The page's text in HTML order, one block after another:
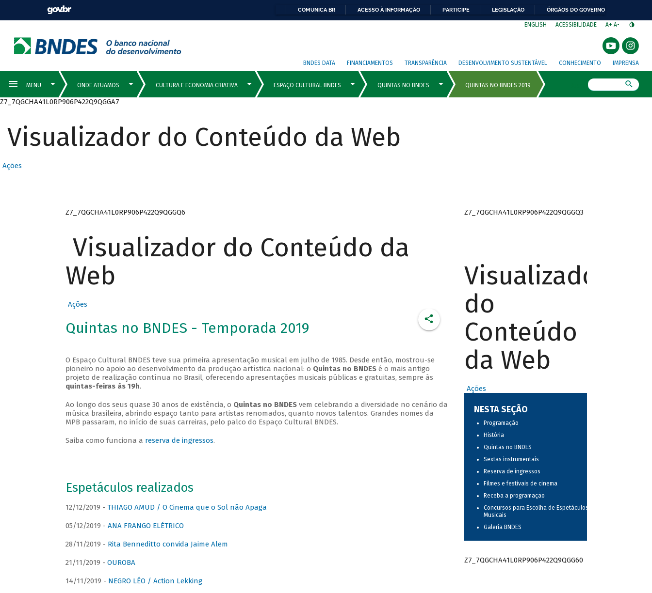
COMUNICA BR ACESSO À INFORMAÇÃO PARTICIPE LEGISLAÇÃO ÓRGÃOS DO GOVERNO
ENGLISH ACESSIBILIDADE A+ A-
BNDES DATA FINANCIAMENTOS TRANSPARÊNCIA DESENVOLVIMENTO SUSTENTÁVEL CONHECIMENTO IMPRENSA
Z7_7QGCHA41L0RP906P422Q9QGGA7
Visualizador do Conteúdo da Web
Ações
Z7_7QGCHA41L0RP906P422Q9QGGQ6
Visualizador do Conteúdo da
Web
Ações
Quintas no BNDES - Temporada 2019
O Espaço Cultural BNDES teve sua primeira apresentação musical em julho de 1985. Desde então, mostrou-se
pioneiro no apoio ao desenvolvimento da produção artística nacional: o Quintas no BNDESé o mais antigo
projeto de realização contínua no Brasil, oferecendo apresentações musicais públicas e gratuitas, sempre às
quintas-feiras às 19h.
Ao longo dos seus quase 30 anos de existência, o Quintas no BNDESvem celebrando a diversidade no cenário da
música brasileira, abrindo espaço tanto para artistas renomados, quanto novos talentos. Grandes nomes da
MPB passaram, no início de suas carreiras, pelo palco do Espaço Cultural BNDES.
Saiba como funciona a reserva de ingressos.
Espetáculos realizados
12/12/2019 - THIAGO AMUD / O Cinema que o Sol não Apaga
05/12/2019 - ANA FRANGO ELÉTRICO
28/11/2019 - Rita Benneditto convida Jaime Alem
21/11/2019 - OUROBA
14/11/2019 - NEGRO LÉO / Action Lekking
Z7_7QGCHA41L0RP906P422Q9QGGQ3
Visualizador
do
Conteúdo
da Web
Ações
NESTA SEÇÃO
Programação
História
Quintas no BNDES
Sextas instrumentais
Reserva de ingressos
Filmes e festivais de cinema
Receba a programação
Concursos para Escolha de Espetáculos
Musicais
Galeria BNDES
Z7_7QGCHA41L0RP906P422Q9QGG60